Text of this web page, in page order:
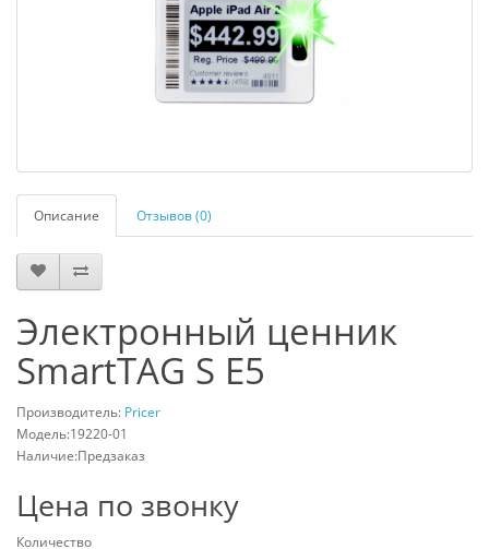
Описание Отзывов (0)
Электронный ценник
SmartTAG S E5
Производитель: Pricer
Модель:19220-01
Наличие:Предзаказ
Цена по звонку
Количество